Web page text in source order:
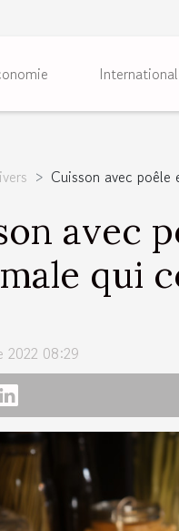
International
Cuisson avec
avec
qui
2022 08:29